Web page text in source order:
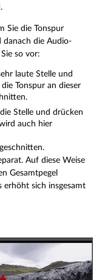
Sie die Tonspur
danach die Audio-
so vor:
laute Stelle und
Tonspur an dieser
Stelle und drücken
auch hier
Auf diese Weise
Gesamtpegel
erhöht sich insgesamt